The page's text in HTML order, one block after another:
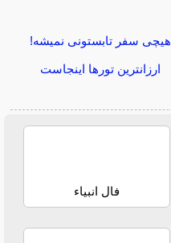
هیچی سفر تابستونی نمیشه!
ارزانترین تورها اینجاست
فال انبیاء